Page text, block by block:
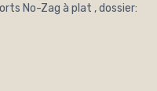
No-Zag à plat , dossier: